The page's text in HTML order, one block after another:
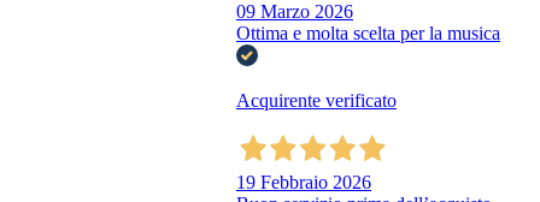
09 Marzo 2026
Ottima e molta scelta per la musica
Acquirente verificato
19 Febbraio 2026